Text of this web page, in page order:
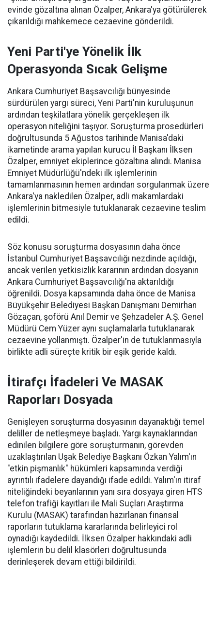
evinde gözaltına alınan Özalper, Ankara'ya götürülerek
çıkarıldığı mahkemece cezaevine gönderildi.
Yeni Parti'ye Yönelik İlk
Operasyonda Sıcak Gelişme
Ankara Cumhuriyet Başsavcılığı bünyesinde
sürdürülen yargı süreci, Yeni Parti'nin kuruluşunun
ardından teşkilatlara yönelik gerçekleşen ilk
operasyon niteliğini taşıyor. Soruşturma prosedürleri
doğrultusunda 5 Ağustos tarihinde Manisa'daki
ikametinde arama yapılan kurucu İl Başkanı İlksen
Özalper, emniyet ekiplerince gözaltına alındı. Manisa
Emniyet Müdürlüğü'ndeki ilk işlemlerinin
tamamlanmasının hemen ardından sorgulanmak üzere
Ankara'ya nakledilen Özalper, adli makamlardaki
işlemlerinin bitmesiyle tutuklanarak cezaevine teslim
edildi.
Söz konusu soruşturma dosyasının daha önce
İstanbul Cumhuriyet Başsavcılığı nezdinde açıldığı,
ancak verilen yetkisizlik kararının ardından dosyanın
Ankara Cumhuriyet Başsavcılığı'na aktarıldığı
öğrenildi. Dosya kapsamında daha önce de Manisa
Büyükşehir Belediyesi Başkan Danışmanı Demirhan
Gözaçan, şoförü Anıl Demir ve Şehzadeler A.Ş. Genel
Müdürü Cem Yüzer aynı suçlamalarla tutuklanarak
cezaevine yollanmıştı. Özalper'in de tutuklanmasıyla
birlikte adli süreçte kritik bir eşik geride kaldı.
İtirafçı İfadeleri Ve MASAK
Raporları Dosyada
Genişleyen soruşturma dosyasının dayanaktığı temel
deliller de netleşmeye başladı. Yargı kaynaklarından
edinilen bilgilere göre soruşturmanın, görevden
uzaklaştırılan Uşak Belediye Başkanı Özkan Yalım'ın
"etkin pişmanlık" hükümleri kapsamında verdiği
ayrıntılı ifadelere dayandığı ifade edildi. Yalım'ın itiraf
niteliğindeki beyanlarının yanı sıra dosyaya giren HTS
telefon trafiği kayıtları ile Mali Suçları Araştırma
Kurulu (MASAK) tarafından hazırlanan finansal
raporların tutuklama kararlarında belirleyici rol
oynadığı kaydedildi. İlksen Özalper hakkındaki adli
işlemlerin bu delil klasörleri doğrultusunda
derinleşerek devam ettiği bildirildi.